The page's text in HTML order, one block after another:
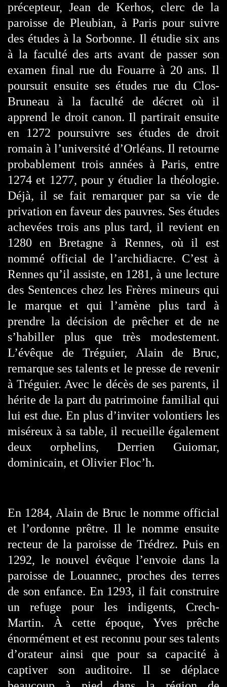
précepteur, Jean de Kerhos, clerc de la
paroisse de Pleubian, à Paris pour suivre
des études à la Sorbonne. Il étudie six ans
à la faculté des arts avant de passer son
examen final rue du Fouarre à 20 ans. Il
poursuit ensuite ses études rue du Clos-
Bruneau à la faculté de décret où il
apprend le droit canon. Il partirait ensuite
en 1272 poursuivre ses études de droit
romain à l’université d’Orléans. Il retourne
probablement trois années à Paris, entre
1274 et 1277, pour y étudier la théologie.
Déjà, il se fait remarquer par sa vie de
privation en faveur des pauvres. Ses études
achevées trois ans plus tard, il revient en
1280 en Bretagne à Rennes, où il est
nommé official de l’archidiacre. C’est à
Rennes qu’il assiste, en 1281, à une lecture
des Sentences chez les Frères mineurs qui
le marque et qui l’amène plus tard à
prendre la décision de prêcher et de ne
s’habiller plus que très modestement.
L’évêque de Tréguier, Alain de Bruc,
remarque ses talents et le presse de revenir
à Tréguier. Avec le décès de ses parents, il
hérite de la part du patrimoine familial qui
lui est due. En plus d’inviter volontiers les
miséreux à sa table, il recueille également
deux orphelins, Derrien Guiomar,
dominicain, et Olivier Floc’h.
En 1284, Alain de Bruc le nomme official
et l’ordonne prêtre. Il le nomme ensuite
recteur de la paroisse de Trédrez. Puis en
1292, le nouvel évêque l’envoie dans la
paroisse de Louannec, proches des terres
de son enfance. En 1293, il fait construire
un refuge pour les indigents, Crech-
Martin. À cette époque, Yves prêche
énormément et est reconnu pour ses talents
d’orateur ainsi que pour sa capacité à
captiver son auditoire. Il se déplace